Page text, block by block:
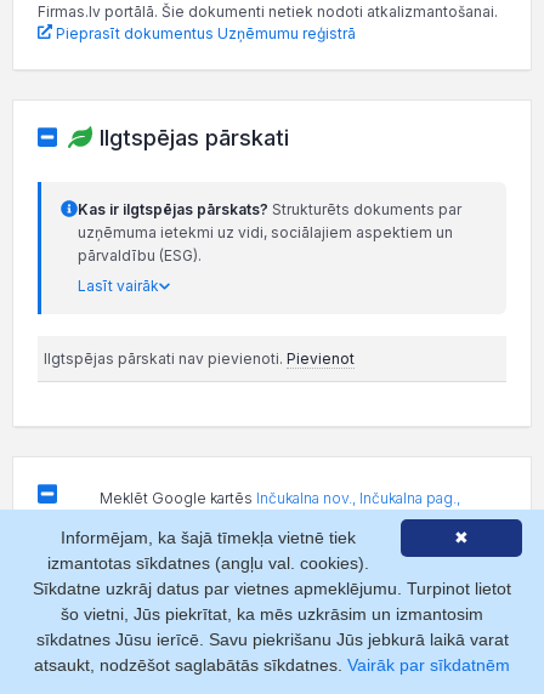
Firmas.lv portālā. Šie dokumenti netiek nodoti atkalizmantošanai.
Pieprasīt dokumentus Uzņēmumu reģistrā
Ilgtspējas pārskati
Kas ir ilgtspējas pārskats? Strukturēts dokuments par
uzņēmuma ietekmi uz vidi, sociālajiem aspektiem un
pārvaldību (ESG).
Lasīt vairāk
Ilgtspējas pārskati nav pievienoti. Pievienot
Meklēt Google kartēs Inčukalna nov., Inčukalna pag.,
Rīgas-Veclaicenes šos. 37.km
+
−
✖
Informējam, ka šajā tīmekļa vietnē tiek
izmantotas sīkdatnes (angļu val. cookies).
Sīkdatne uzkrāj datus par vietnes apmeklējumu. Turpinot lietot
šo vietni, Jūs piekrītat, ka mēs uzkrāsim un izmantosim
sīkdatnes Jūsu ierīcē. Savu piekrišanu Jūs jebkurā laikā varat
atsaukt, nodzēšot saglabātās sīkdatnes. Vairāk par sīkdatnēm